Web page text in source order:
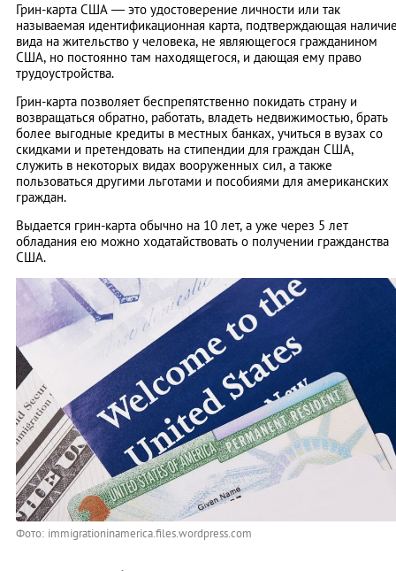
Грин-карта США — это удостоверение личности или так
называемая идентификационная карта, подтверждающая
вида на жительство у человека, не являющегося гражданином
США, но постоянно там находящегося, и дающая ему право
трудоустройства.
Грин-карта позволяет беспрепятственно покидать страну и
возвращаться обратно, работать, владеть недвижимостью, брать
более выгодные кредиты в местных банках, учиться в вузах со
скидками и претендовать на стипендии для граждан США,
служить в некоторых видах вооруженных сил, а также
пользоваться другими льготами и пособиями для американских
граждан.
Выдается грин-карта обычно на 10 лет, а уже через 5 лет
обладания ею можно ходатайствовать о получении гражданства
США.
Фото: immigrationinamerica.files.wordpress.com